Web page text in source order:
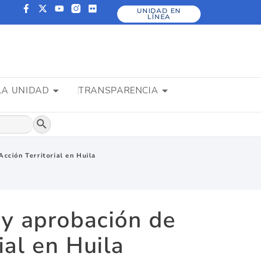
UNIDAD EN
LÍNEA
UNIDAD TRANSPARENCIA
Botón de búsqueda
Territorial en Huila
aprobación de
en Huila